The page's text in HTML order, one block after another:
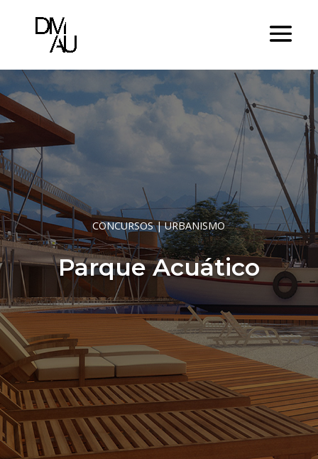
CONCURSOS|URBANISMO
Parque Acuático